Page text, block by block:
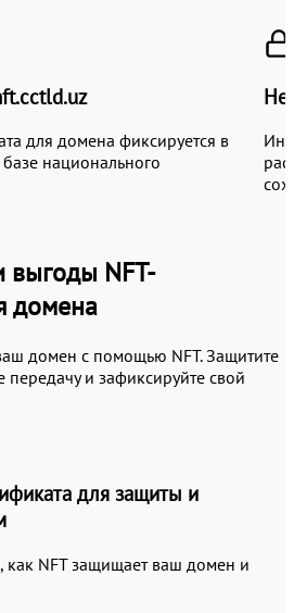
для домена фиксируется в
национального
выгоды NFT-
домена
домен с помощью NFT. Защитите
передачу и зафиксируйте свой
для защиты и
как NFT защищает ваш домен и